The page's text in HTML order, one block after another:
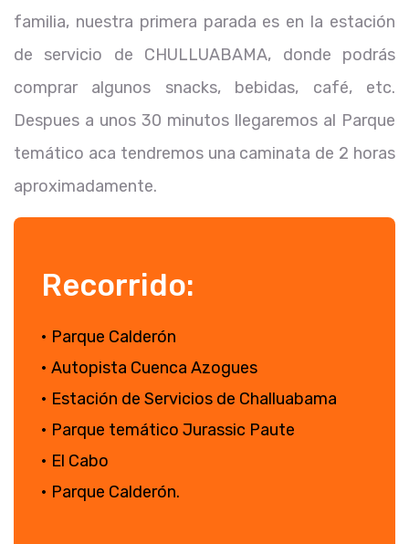
familia, nuestra primera parada es en la estación
de servicio de CHULLUABAMA, donde podrás
comprar algunos snacks, bebidas, café, etc.
Despues a unos 30 minutos llegaremos al Parque
temático aca tendremos una caminata de 2 horas
aproximadamente.
Recorrido:
• Parque Calderón
• Autopista Cuenca Azogues
• Estación de Servicios de Challuabama
• Parque temático Jurassic Paute
• El Cabo
• Parque Calderón.